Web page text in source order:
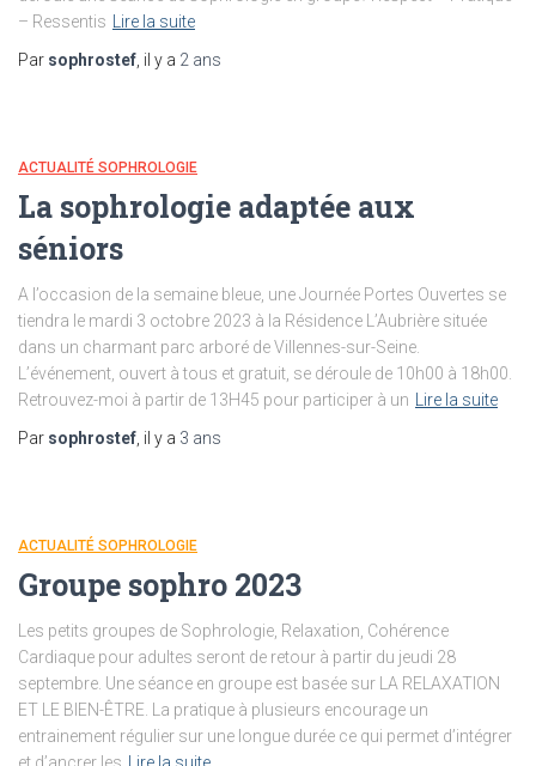
– Ressentis
Lire la suite
Par sophrostef , il y a 2 ans
ACTUALITÉ SOPHROLOGIE
La sophrologie adaptée aux
séniors
A l’occasion de la semaine bleue, une Journée Portes Ouvertes se
tiendra le mardi 3 octobre 2023 à la Résidence L’Aubrière située
dans un charmant parc arboré de Villennes-sur-Seine.
L’événement, ouvert à tous et gratuit, se déroule de 10h00 à 18h00.
Retrouvez-moi à partir de 13H45 pour participer à un
Lire la suite
Par sophrostef , il y a 3 ans
ACTUALITÉ SOPHROLOGIE
Groupe sophro 2023
Les petits groupes de Sophrologie, Relaxation, Cohérence
Cardiaque pour adultes seront de retour à partir du jeudi 28
septembre. Une séance en groupe est basée sur LA RELAXATION
ET LE BIEN-ÊTRE. La pratique à plusieurs encourage un
entrainement régulier sur une longue durée ce qui permet d’intégrer